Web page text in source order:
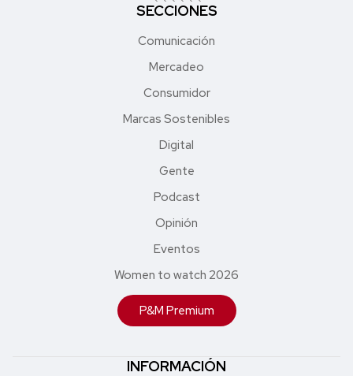
SECCIONES
Comunicación
Mercadeo
Consumidor
Marcas Sostenibles
Digital
Gente
Podcast
Opinión
Eventos
Women to watch 2026
P&M Premium
INFORMACIÓN